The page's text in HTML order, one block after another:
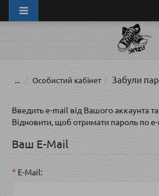
... Особистий кабінет Забули
Введить e-mail від Вашого аккаунта
Відновити, щоб отримати пароль по
Ваш E-Mail
E-Mail: